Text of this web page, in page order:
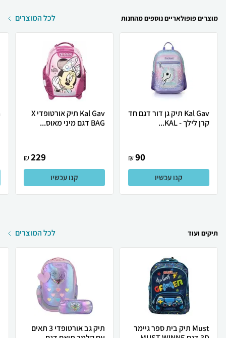
מוצרים פופולאריים נוספים מהחנות לכל המוצרים
Kal Gav תיק גן דור דגם חד
קרן לילך - KAL...
90
₪
קנו עכשיו
Kal Gav תיק אורטופדי X
BAG דגם מיני מאוס...
229
₪
קנו עכשיו
תיקים ועוד לכל המוצרים
Must תיק בית ספר גיימר
תיק גב אורטופדי 3 תאים